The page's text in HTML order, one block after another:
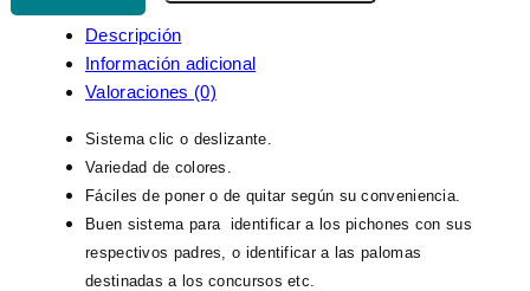
Descripción
Información adicional
Valoraciones (0)
Sistema clic o deslizante.
Variedad de colores.
Fáciles de poner o de quitar según su conveniencia.
Buen sistema para identificar a los pichones con sus
respectivos padres, o identificar a las palomas
destinadas a los concursos etc.